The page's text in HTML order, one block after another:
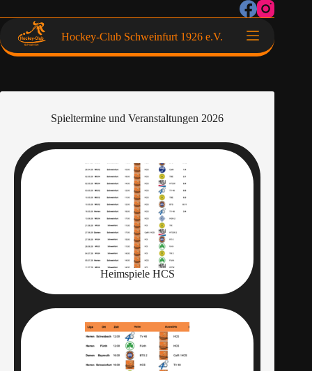
Hockey-Club Schweinfurt 1926 e.V.
Spieltermine und Veranstaltungen 2026
Heimspiele HCS